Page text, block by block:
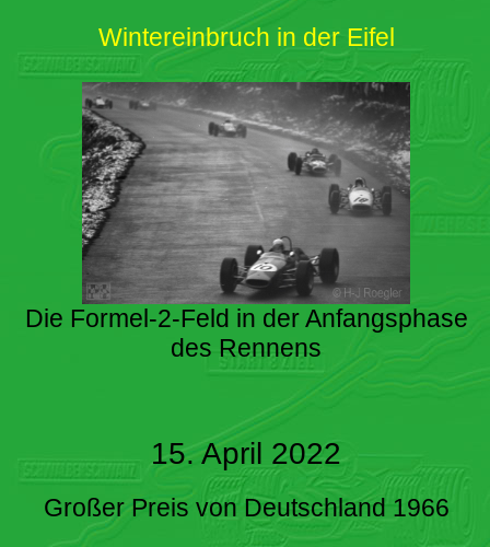
Wintereinbruch in der Eifel
Die Formel-2-Feld in der Anfangsphase
des Rennens
15. April 2022
Großer Preis von Deutschland 1966